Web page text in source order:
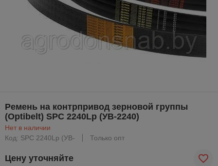
Ремень на контрпривод зерновой группы
(Optibelt) SPC 2240Lp (УВ-2240)
Нет в наличии
Код: SPC 2240Lp (УВ-
Только опт
Цену уточняйте